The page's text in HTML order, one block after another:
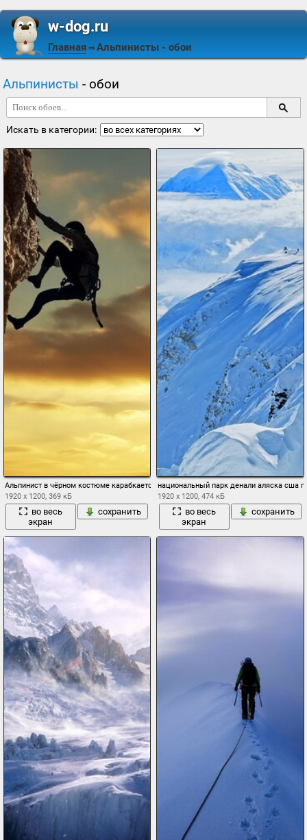
w-dog.ru
Главная ⇒ Альпинисты - обои
Альпинисты - обои
Искать в категории:
Альпинист в чёрном костюме карабкается по скале
1920 x 1200, 369 кБ
во весь
экран
сохранить
национальный парк денали аляска сша
1920 x 1200, 474 кБ
во весь
экран
сохранить